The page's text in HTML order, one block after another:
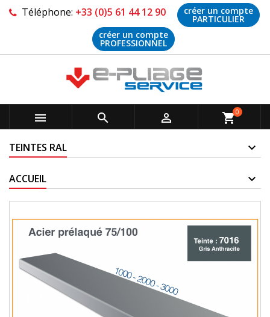
Téléphone: +33 (0)5 61 44 12 90 créer un compte
PARTICULIER
créer un compte
PROFESSIONNEL
   shopping_cart0
TEINTES RAL
ACCUEIL